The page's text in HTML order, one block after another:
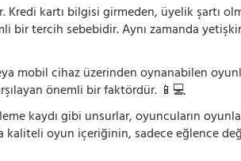
kartı bilgisi girmeden, üyelik şartı
bir tercih sebebidir. Aynı zamanda
mobil cihaz üzerinden oynanabilen
önemli bir faktördür. 📱💻
kaydı gibi unsurlar, oyuncuların
kaliteli oyun içeriğinin, sadece eğlence